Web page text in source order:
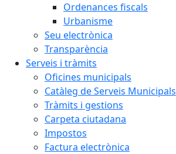
Ordenances fiscals
Urbanisme
Seu electrònica
Transparència
Serveis i tràmits
Oficines municipals
Catàleg de Serveis Municipals
Tràmits i gestions
Carpeta ciutadana
Impostos
Factura electrònica